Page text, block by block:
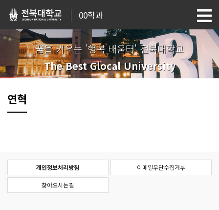
00학과
꿈을 키우는 '행복 배움터' 전북대학교
The Best Glocal University
연혁
개인정보처리방침 이메일무단수집거부
찾아오시는길